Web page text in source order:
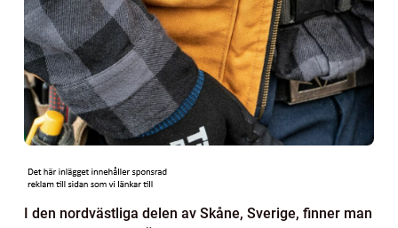
I den nordvästliga delen av Skåne, Sverige, finner man